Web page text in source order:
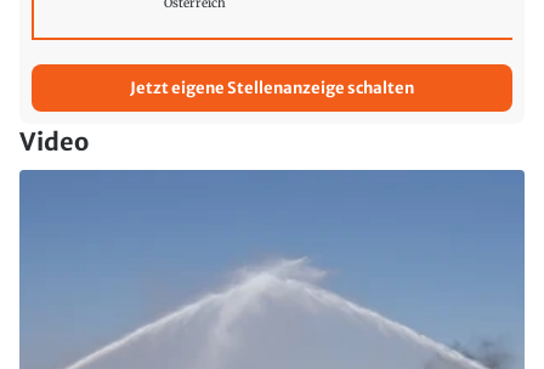
Jetzt eigene Stellenanzeige schalten
Video